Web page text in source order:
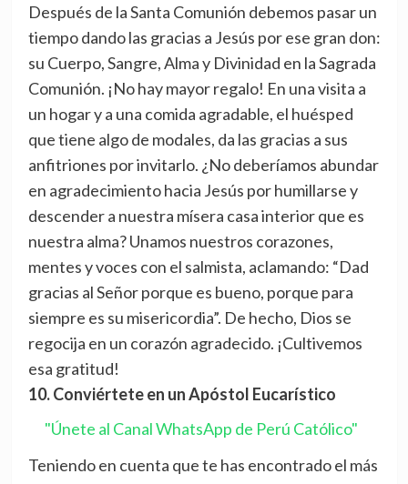
Después de la Santa Comunión debemos pasar un
tiempo dando las gracias a Jesús por ese gran don:
su Cuerpo, Sangre, Alma y Divinidad en la Sagrada
Comunión. ¡No hay mayor regalo! En una visita a
un hogar y a una comida agradable, el huésped
que tiene algo de modales, da las gracias a sus
anfitriones por invitarlo. ¿No deberíamos abundar
en agradecimiento hacia Jesús por humillarse y
descender a nuestra mísera casa interior que es
nuestra alma? Unamos nuestros corazones,
mentes y voces con el salmista, aclamando: “Dad
gracias al Señor porque es bueno, porque para
siempre es su misericordia”. De hecho, Dios se
regocija en un corazón agradecido. ¡Cultivemos
esa gratitud!
10. Conviértete en un Apóstol Eucarístico
"Únete al Canal WhatsApp de Perú Católico"
Teniendo en cuenta que te has encontrado el más